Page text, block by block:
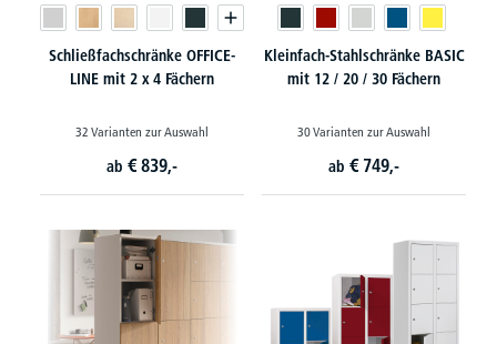
Schließfachschränke OFFICE-
LINE mit 2 x 4 Fächern
32 Varianten zur Auswahl
ab € 839,-
Kleinfach-Stahlschränke BASIC
mit 12 / 20 / 30 Fächern
30 Varianten zur Auswahl
ab € 749,-